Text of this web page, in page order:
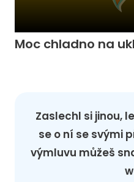
Moc chladno na
Zaslechl si jinou,
se o ní se svými
výmluvu můžeš